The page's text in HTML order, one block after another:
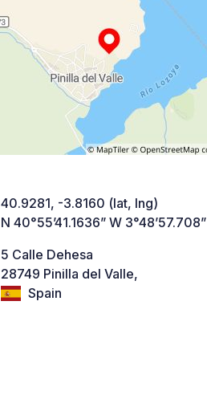
40.9281, -3.8160 (lat, lng)
N 40°55’41.1636” W 3°48’57.708”
5 Calle Dehesa
28749 Pinilla del Valle,
Spain